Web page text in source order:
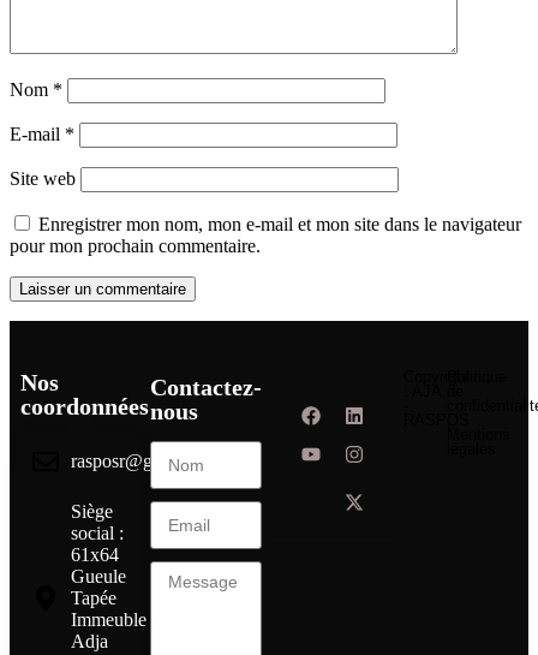
Nom *
E-mail *
Site web
Enregistrer mon nom, mon e-mail et mon site dans le navigateur
pour mon prochain commentaire.
Nos
coordonnées
rasposr@gmail.com
Siège
social :
61x64
Gueule
Tapée
Immeuble
Adja
Contactez-
nous